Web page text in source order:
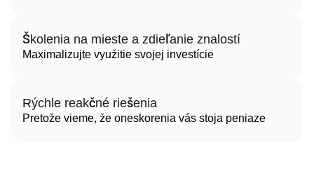
Školenia na mieste a zdieľanie znalostí
Maximalizujte využitie svojej investície
Rýchle reakčné riešenia
Pretože vieme, že oneskorenia vás stoja peniaze